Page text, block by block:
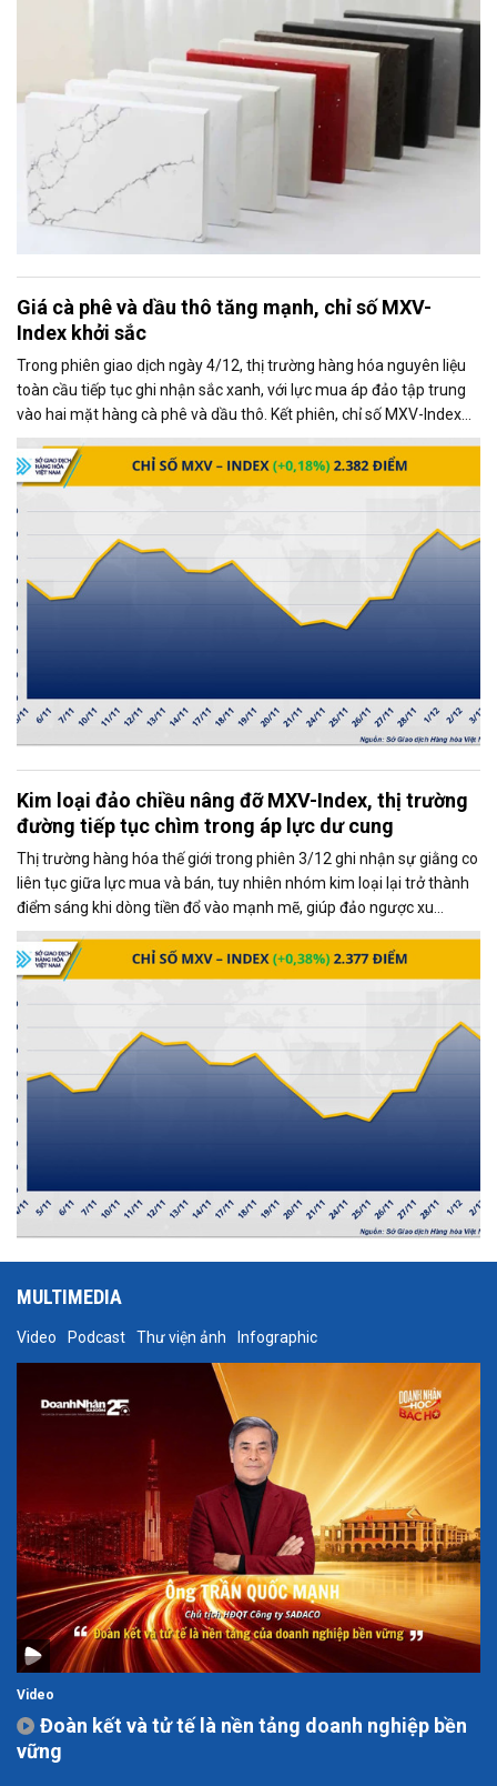
Giá cà phê và dầu thô tăng mạnh, chỉ số MXV-
Index khởi sắc
Trong phiên giao dịch ngày 4/12, thị trường hàng hóa nguyên liệu
toàn cầu tiếp tục ghi nhận sắc xanh, với lực mua áp đảo tập trung
vào hai mặt hàng cà phê và dầu thô. Kết phiên, chỉ số MXV-Index
tăng gần 0,2%, đạt 2.382 điểm, phản ánh xu hướng tích cực chung
của thị trường.
Kim loại đảo chiều nâng đỡ MXV-Index, thị trường
đường tiếp tục chìm trong áp lực dư cung
Thị trường hàng hóa thế giới trong phiên 3/12 ghi nhận sự giằng co
liên tục giữa lực mua và bán, tuy nhiên nhóm kim loại lại trở thành
điểm sáng khi dòng tiền đổ vào mạnh mẽ, giúp đảo ngược xu
hướng và kéo MXV-Index tăng gần 0,4%, đạt 2.377 điểm tại thời
điểm đóng cửa.
MULTIMEDIA
Video Podcast Thư viện ảnh Infographic
Video
Đoàn kết và tử tế là nền tảng doanh nghiệp bền
vững